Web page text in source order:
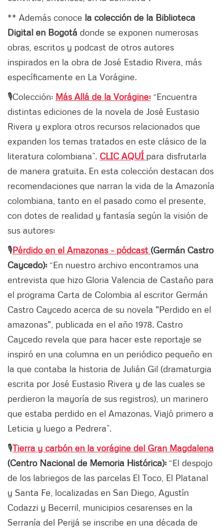
** Además conoce la colección de la Biblioteca
Digital en Bogotá donde se exponen numerosas
obras, escritos y podcast de otros autores
inspirados en la obra de José Estadio Rivera, más
específicamente en La Vorágine.
🎙️Colección: Más Allá de la Vorágine: “Encuentra
distintas ediciones de la novela de José Eustasio
Rivera y explora otros recursos relacionados que
expanden los temas tratados en este clásico de la
literatura colombiana”. CLIC AQUÍ para disfrutarla
de manera gratuita. En esta colección destacan dos
recomendaciones que narran la vida de la Amazonía
colombiana, tanto en el pasado como el presente,
con dotes de realidad y fantasía según la visión de
sus autores:
🎙️Pérdido en el Amazonas - pódcast (Germán Castro
Caycedo): “En nuestro archivo encontramos una
entrevista que hizo Gloria Valencia de Castaño para
el programa Carta de Colombia al escritor Germán
Castro Caycedo acerca de su novela "Perdido en el
amazonas", publicada en el año 1978. Castro
Caycedo revela que para hacer este reportaje se
inspiró en una columna en un periódico pequeño en
la que contaba la historia de Julián Gil (dramaturgia
escrita por José Eustasio Rivera y de las cuales se
perdieron la mayoría de sus registros), un marinero
que estaba perdido en el Amazonas. Viajó primero a
Leticia y luego a Pedrera”.
🎙️Tierra y carbón en la vorágine del Gran Magdalena
(Centro Nacional de Memoria Histórica): “El despojo
de los labriegos de las parcelas El Toco, El Platanal
y Santa Fe, localizadas en San Diego, Agustín
Codazzi y Becerril, municipios cesarenses en la
Serranía del Perijá se inscribe en una década de